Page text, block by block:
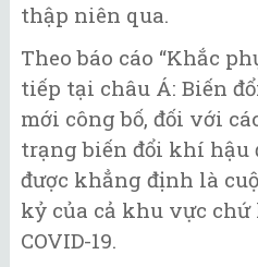
thập niên qua.
Theo báo cáo “Khắc
tiếp tại châu Á: Biến
mới công bố, đối với
trạng biến đổi khí hậu
được khẳng định là
kỷ của cả khu vực
COVID-19.